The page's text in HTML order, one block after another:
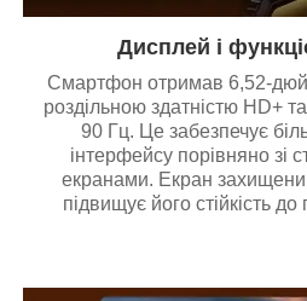
Дисплей і
Смартфон отримав 6,52-
роздільною здатністю HD+
90 Гц. Це забезпечує
інтерфейсу порівняно зі
екранами. Екран
підвищує його стійкість